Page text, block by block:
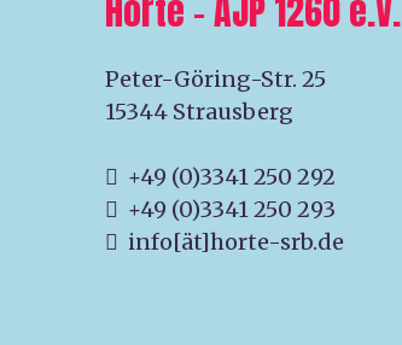
Horte – AJP 1260 e.V.
Peter-Göring-Str. 25
15344 Strausberg
+49 (0)3341 250 292
+49 (0)3341 250 293
info[ät]horte-srb.de